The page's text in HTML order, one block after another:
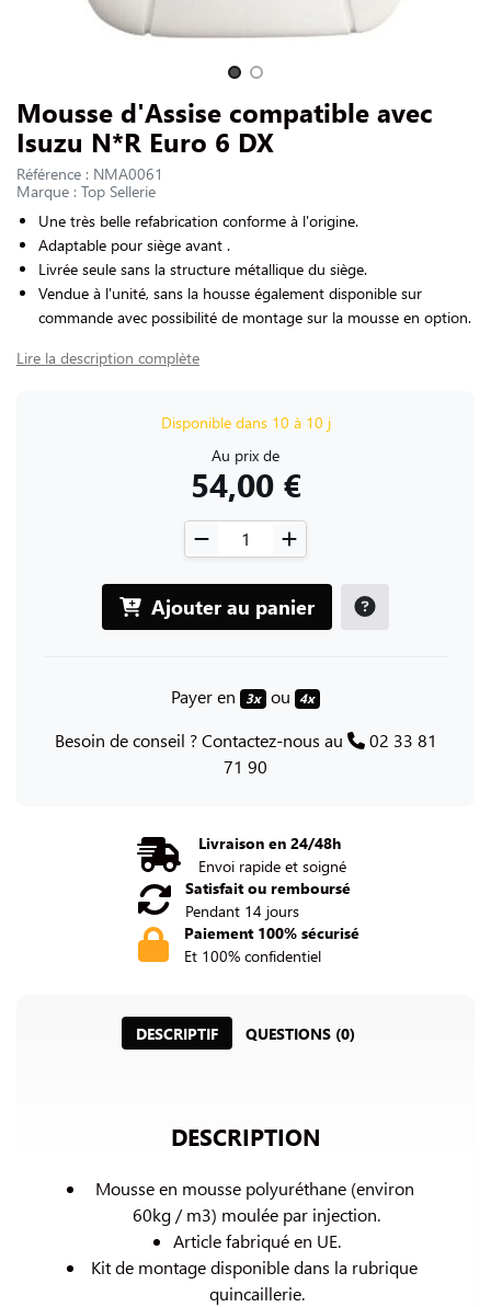
Mousse d'Assise compatible avec
Isuzu N*R Euro 6 DX
Référence : NMA0061
Marque : Top Sellerie
Une très belle refabrication conforme à l'origine.
Adaptable pour siège avant .
Livrée seule sans la structure métallique du siège.
Vendue à l'unité, sans la housse également disponible sur
commande avec possibilité de montage sur la mousse en option.
Lire la description complète
Disponible dans 10 à 10 j
Au prix de
54,00 €
Ajouter au panier
Payer en 3x ou 4x
Besoin de conseil ? Contactez-nous au
02 33 81
71 90
Livraison en 24/48h
Envoi rapide et soigné
Satisfait ou remboursé
Pendant 14 jours
Paiement 100% sécurisé
Et 100% confidentiel
DESCRIPTIF QUESTIONS (0)
DESCRIPTION
Mousse en mousse polyuréthane (environ
60kg / m3) moulée par injection.
Article fabriqué en UE.
Kit de montage disponible dans la rubrique
quincaillerie.